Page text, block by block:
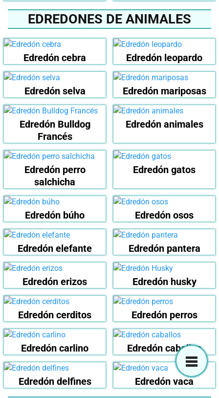
EDREDONES DE ANIMALES
Edredón cebra Edredón leopardo
Edredón selva Edredón mariposas
Edredón Bulldog
Francés
Edredón animales
Edredón perro
salchicha
Edredón gatos
Edredón búho Edredón osos
Edredón elefante Edredón pantera
Edredón erizos Edredón husky
Edredón cerditos Edredón perros
Edredón carlino Edredón caballos
Edredón delfines Edredón vaca